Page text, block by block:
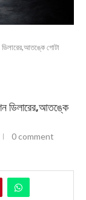
গোটা
ডিলারের,আতঙ্কে
0 comment